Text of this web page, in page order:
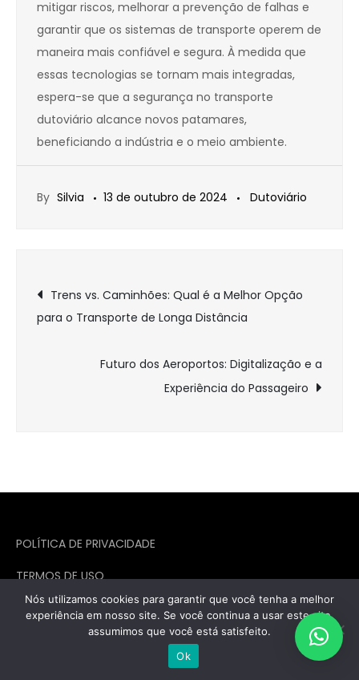
mitigar riscos, melhorar a prevenção de falhas e
garantir que os sistemas de transporte operem de
maneira mais confiável e segura. À medida que
essas tecnologias se tornam mais integradas,
espera-se que a segurança no transporte
dutoviário alcance novos patamares,
beneficiando a indústria e o meio ambiente.
By Silvia 13 de outubro de 2024 Dutoviário
Navegação
de
Post
Trens vs. Caminhões: Qual é a Melhor Opção
para o Transporte de Longa Distância
Futuro dos Aeroportos: Digitalização e a
Experiência do Passageiro
POLÍTICA DE PRIVACIDADE
TERMOS DE USO
POLÍTICA DE COOKIES
POLÍTICA DE COMENTÁRIOS
Nós utilizamos cookies para garantir que você tenha a melhor
experiência em nosso site. Se você continua a usar este site,
assumimos que você está satisfeito.
Ok